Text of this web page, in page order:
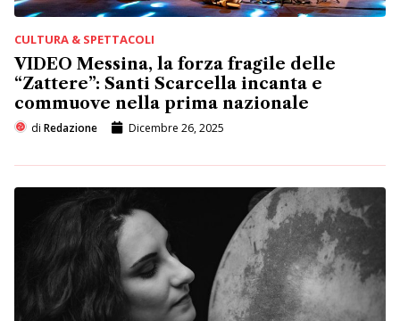
CULTURA & SPETTACOLI
VIDEO Messina, la forza fragile delle
“Zattere”: Santi Scarcella incanta e
commuove nella prima nazionale
di Redazione Dicembre 26, 2025